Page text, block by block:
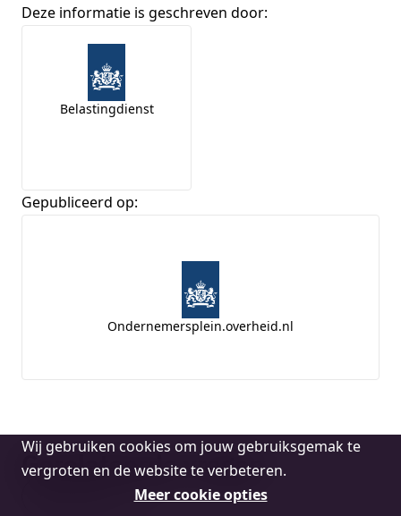
Cookie
melding
Wij gebruiken cookies om jouw gebruiksgemak te
vergroten en de website te verbeteren.
Meer cookie opties
Broninformatie
Deze informatie is geschreven door:
Belastingdienst
Gepubliceerd op:
Ondernemersplein.overheid.nl
Gerelateerde vragen